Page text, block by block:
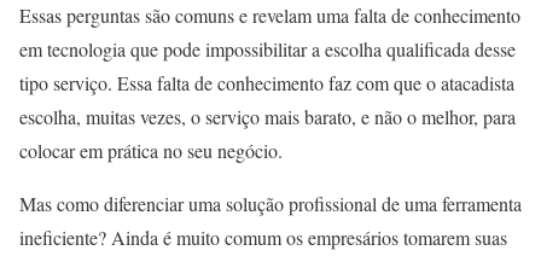
Essas perguntas são comuns e revelam uma falta de conhecimento
em tecnologia que pode impossibilitar a escolha qualificada desse
tipo serviço. Essa falta de conhecimento faz com que o ​atacadista
escolha, muitas vezes, o serviço mais barato, e não o melhor, para
colocar em prática no seu negócio.
Mas como diferenciar uma solução profissional de uma ferramenta
ineficiente? Ainda é muito comum os empresários tomarem suas